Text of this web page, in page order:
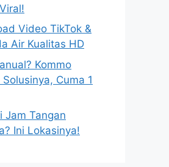
Video TikTok &
Air Kualitas HD
Kommo
Cuma 1
Jam Tangan
Ini Lokasinya!